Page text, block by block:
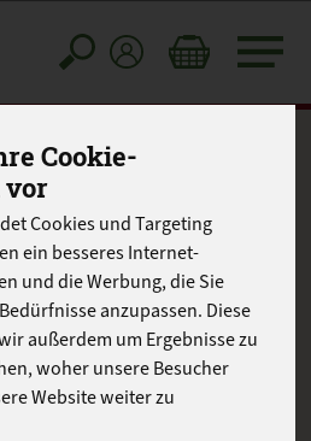
Cookie-
vor
Cookies und Targeting
ein besseres Internet-
und die Werbung, die Sie
anzupassen. Diese
außerdem um Ergebnisse zu
woher unsere Besucher
Website weiter zu
Toggle
cart